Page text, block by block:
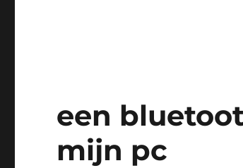
een
mijn pc